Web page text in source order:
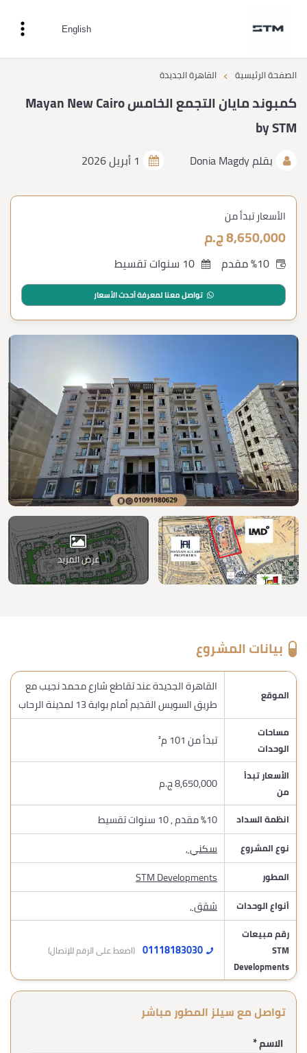
English
الصفحة الرئيسية › القاهرة الجديدة
كمبوند مايان التجمع الخامس Mayan New Cairo
by STM
بقلمDonia Magdy 1 أبريل 2026
الأسعار تبدأ من
8,650,000 ج.م
%10 مقدم 10 سنوات تقسيط
تواصل معنا لمعرفة أحدث الأسعار
عرض المزيد
بيانات المشروع
الموقع
القاهرة الجديدة عند تقاطع شارع محمد نجيب مع
طريق السويس القديم أمام بوابة 13 لمدينة الرحاب
مساحات
الوحدات
تبدأ من 101 م²
الأسعار تبدأ
من
8,650,000 ج.م
انظمة السداد %10 مقدم , 10 سنوات تقسيط
نوع المشروع سكني,
المطور STM Developments
أنواع الوحدات شقق,
رقم مبيعات
STM
Developments
01118183030 (اضغط على الرقم للإتصال)
تواصل مع سيلز المطور مباشر
الاسم *